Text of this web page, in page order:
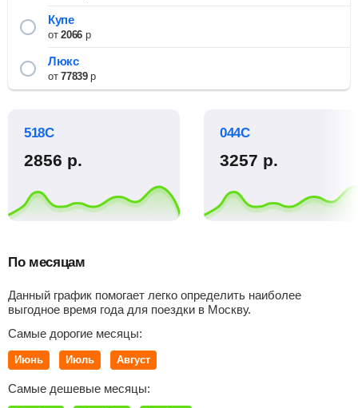
Купе
от2066р
Люкс
от77839р
518С
2856 р.
044С
3257 р.
По месяцам
Данный график помогает легко определить наиболее
выгодное время года для поездки в Москву.
Самые дорогие месяцы:
Июнь Июль Август
Самые дешевые месяцы: